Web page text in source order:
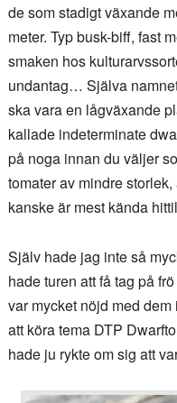
de som stadigt växande
meter. Typ busk-biff, fast
smaken hos
undantag… Själva
ska vara en lågväxande
kallade indeterminate
på noga innan du väljer
tomater av mindre
kanske är mest kända
Själv hade jag inte så
hade turen att få tag på
var mycket nöjd med
att köra tema DTP
hade ju rykte om sig att